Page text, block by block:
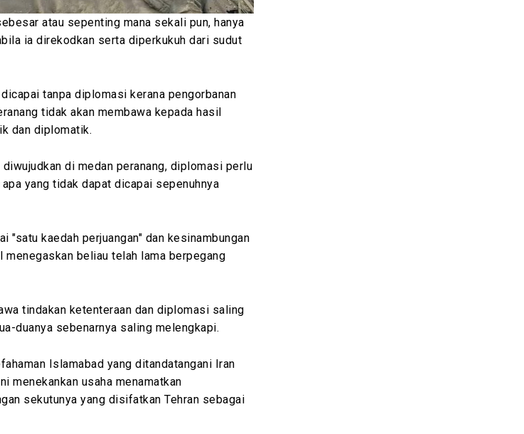
atau sepenting mana sekali pun, hanya
ia direkodkan serta diperkukuh dari sudut
tanpa diplomasi kerana pengorbanan
tidak akan membawa kepada hasil
dan diplomatik.
di medan peranang, diplomasi perlu
yang tidak dapat dicapai sepenuhnya
"satu kaedah perjuangan" dan kesinambungan
menegaskan beliau telah lama berpegang
tindakan ketenteraan dan diplomasi saling
duanya sebenarnya saling melengkapi.
Islamabad yang ditandatangani Iran
menekankan usaha menamatkan
sekutunya yang disifatkan Tehran sebagai